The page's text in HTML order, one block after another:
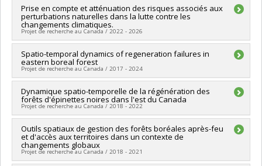
Lead researcher :François Girard
Funding sources:MITACS Inc.
Grant programs:PVXXXXXX-Stage Accélération Québec -
MITACS
Prise en compte et atténuation des risques associés aux
perturbations naturelles dans la lutte contre les
changements climatiques.
Projet de recherche au Canada / 2022 - 2026
Lead researcher :Mathieu Bouchard
Co-researchers :François Girard
Funding sources:
Grant programs:PVXXXXXX-Programme de recherche en
partenariat sur l'aménagement et l'environement forestiers
Spatio-temporal dynamics of regeneration failures in
eastern boreal forest
Projet de recherche au Canada / 2017 - 2024
Lead researcher : François Girard
Funding sources:CRSNG/Conseil de recherches en sciences
naturelles et génie du Canada (CRSNG)
PVX20965-(RGP) Programme de subvention à
la découverte individuelle ou de groupe
Dynamique spatio-temporelle de la régénération des
forêts d'épinettes noires dans l'est du Canada
Projet de recherche au Canada / 2018 - 2022
Lead researcher : François Girard
Funding sources:FCI/Fondation canadienne pour l'innovation
Grant programs:PVXXXXXX-Fonds d'exploitation des
infrastructures (FEI)
Outils spatiaux de gestion des forêts boréales après-feu
et d'accès aux territoires dans un contexte de
changements globaux
Projet de recherche au Canada / 2018 - 2021